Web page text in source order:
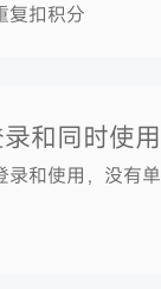
复扣积分
和同时使
录和使用，没有